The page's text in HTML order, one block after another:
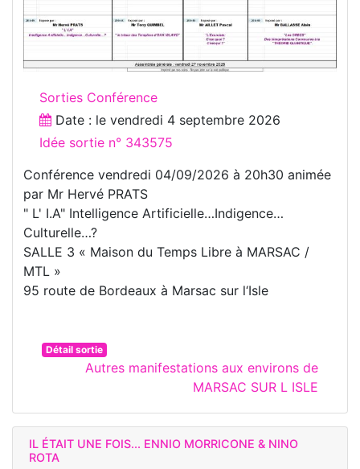
Sorties Conférence
Date : le vendredi 4 septembre 2026
Idée sortie n° 343575
Conférence vendredi 04/09/2026 à 20h30 animée
par Mr Hervé PRATS
" L' I.A" Intelligence Artificielle…Indigence…
Culturelle…?
SALLE 3 « Maison du Temps Libre à MARSAC /
MTL »
95 route de Bordeaux à Marsac sur l‘Isle
Détail sortie
Autres manifestations aux environs de
MARSAC SUR L ISLE
IL ÉTAIT UNE FOIS... ENNIO MORRICONE & NINO
ROTA